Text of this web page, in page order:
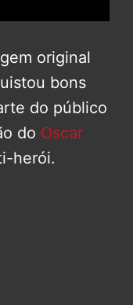
original
bons
do público
do Oscar
herói.